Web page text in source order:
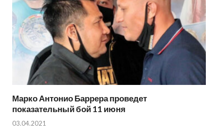
Марко Антонио Баррера проведет
показательный бой 11 июня
03.04.2021